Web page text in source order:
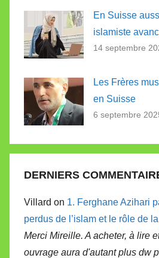
En Suisse
islamiste
14 septembre
Les Frères
en Suisse
6 septembre
DERNIERS
Villard on 1. Ferghane Azihari
perdus de l’islam et le rôle de
Merci Mireille. A acheter, à lire
ouvrage aura d'autant plus dw